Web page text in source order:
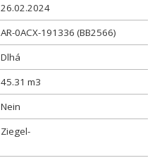
26.02.2024
AR-0ACX-191336 (BB2566)
Dlhá
45.31 m3
Nein
Ziegel-